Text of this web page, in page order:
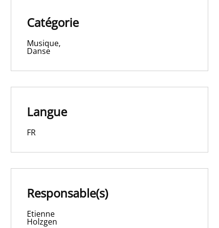
Catégorie
Musique,
Danse
Langue
FR
Responsable(s)
Etienne
Holzgen